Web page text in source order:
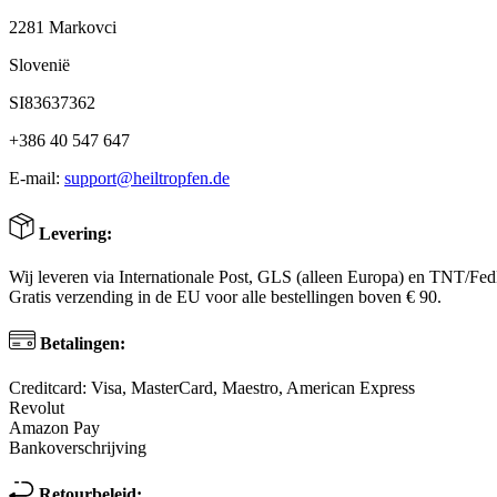
2281 Markovci
Slovenië
SI83637362
+386 40 547 647
E-mail: support@heiltropfen.de
Levering:
Wij leveren via Internationale Post, GLS (alleen Europa) en TNT/
Gratis verzending in de EU voor alle bestellingen boven € 90.
Betalingen:
Creditcard: Visa, MasterCard, Maestro, American Express
Revolut
Amazon Pay
Bankoverschrijving